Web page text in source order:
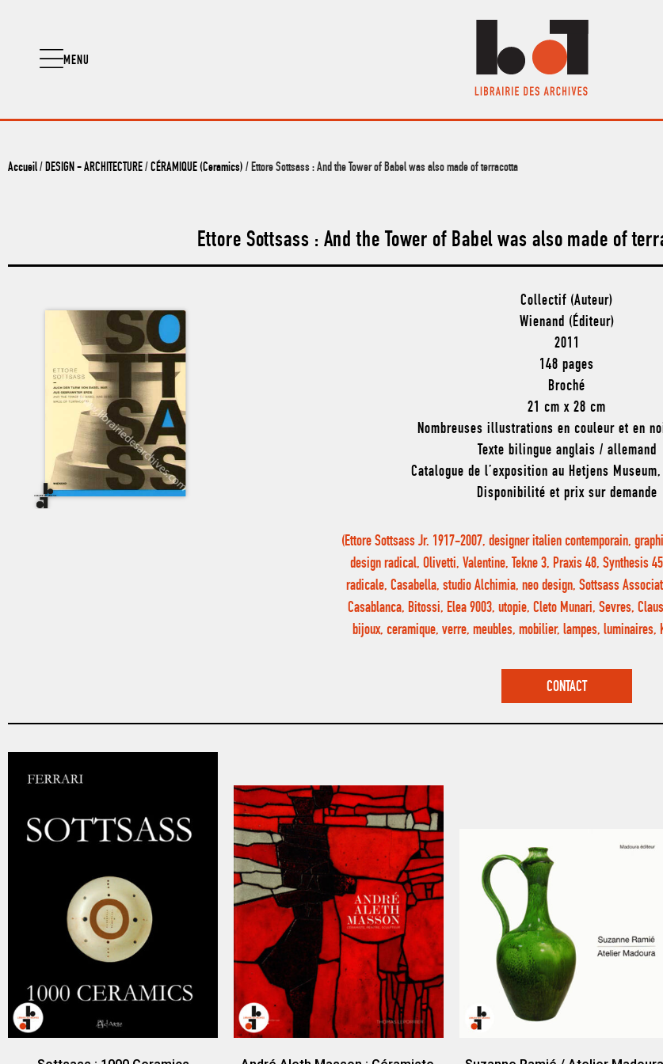
MENU
Accueil/ DESIGN - ARCHITECTURE/ CÉRAMIQUE (Ceramics) / Ettore Sottsass : And the Tower of Babel was also made of terracotta
Ettore Sottsass : And the Tower of Babel was also made of
Collectif (Auteur)
Wienand (Éditeur)
2011
148 pages
Broché
21 cm x 28 cm
Nombreuses illustrations en couleur et en
Texte bilingue anglais / allemand
Catalogue de l’exposition au Hetjens
Disponibilité et prix sur demande
(Ettore Sottsass Jr. 1917-2007, designer italien contemporain,
design radical, Olivetti, Valentine, Tekne 3, Praxis 48, Synthesis
radicale, Casabella, studio Alchimia, neo design, Sottsass
Casablanca, Bitossi, Elea 9003, utopie, Cleto Munari, Sevres,
bijoux, ceramique, verre, meubles, mobilier, lampes,
CONTACT